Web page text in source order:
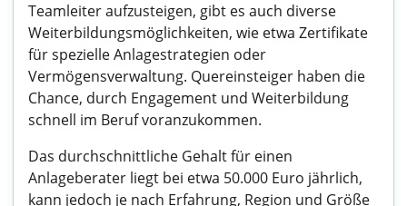
Teamleiter aufzusteigen, gibt es auch diverse
Weiterbildungsmöglichkeiten, wie etwa Zertifikate
für spezielle Anlagestrategien oder
Vermögensverwaltung. Quereinsteiger haben die
Chance, durch Engagement und Weiterbildung
schnell im Beruf voranzukommen.
Das durchschnittliche Gehalt für einen
Anlageberater liegt bei etwa 50.000 Euro jährlich,
kann jedoch je nach Erfahrung, Region und Größe